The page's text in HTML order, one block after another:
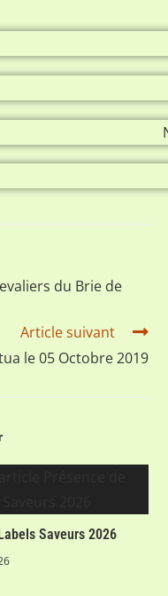
du Brie de
Article suivant
le 05 Octobre 2019
Saveurs 2026